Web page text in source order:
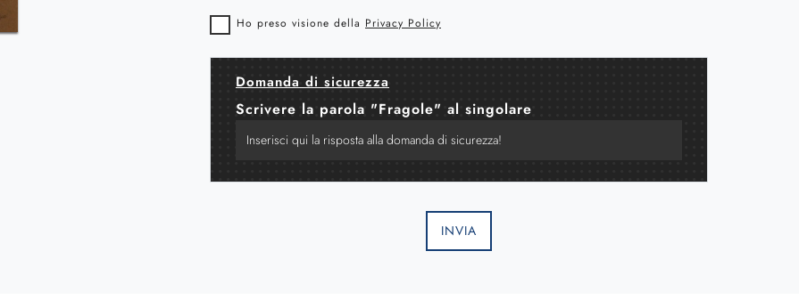
Ho preso visione della Privacy Policy
Domanda di sicurezza
Scrivere la parola "Fragole" al singolare
INVIA